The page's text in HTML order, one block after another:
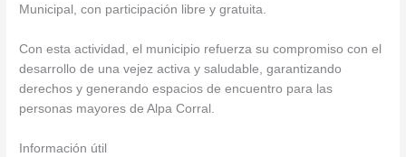
Municipal, con participación libre y gratuita.
Con esta actividad, el municipio refuerza su compromiso con el
desarrollo de una vejez activa y saludable, garantizando
derechos y generando espacios de encuentro para las
personas mayores de Alpa Corral.
Información útil